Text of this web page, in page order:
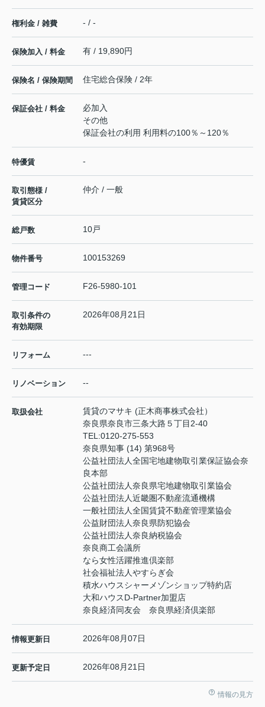
権利金 / 雑費 - / -
保険加入 / 料金 有 / 19,890円
保険名 / 保険期間 住宅総合保険 / 2年
保証会社 / 料金
必加入
その他
保証会社の利用 利用料の100％～120％
特優賃 -
取引態様 /
賃貸区分
仲介 / 一般
総戸数 10戸
物件番号 100153269
管理コード F26-5980-101
取引条件の
有効期限
2026年08月21日
リフォーム ---
リノベーション --
取扱会社
賃貸のマサキ (正木商事株式会社）
奈良県奈良市三条大路５丁目2-40
TEL:0120-275-553
奈良県知事 (14) 第968号
公益社団法人全国宅地建物取引業保証協会奈
良本部
公益社団法人奈良県宅地建物取引業協会
公益社団法人近畿圏不動産流通機構
一般社団法人全国賃貸不動産管理業協会
公益財団法人奈良県防犯協会
公益社団法人奈良納税協会
奈良商工会議所
なら女性活躍推進倶楽部
社会福祉法人やすらぎ会
積水ハウスシャーメゾンショップ特約店
大和ハウスD-Partner加盟店
奈良経済同友会 奈良県経済倶楽部
情報更新日 2026年08月07日
更新予定日 2026年08月21日
情報の見方